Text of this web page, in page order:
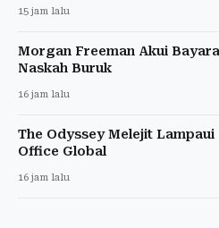
15 jam lalu
Morgan Freeman Akui
Naskah Buruk
16 jam lalu
The Odyssey Melejit Lampaui
Office Global
16 jam lalu